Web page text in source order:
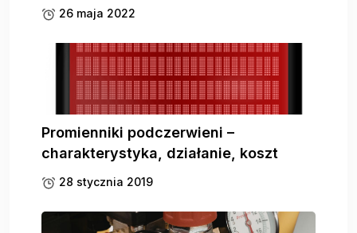
26 maja 2022
Promienniki podczerwieni –
charakterystyka, działanie, koszt
28 stycznia 2019